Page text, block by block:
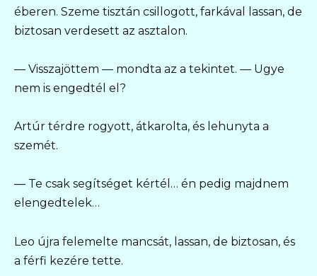
éberen. Szeme tisztán csillogott, farkával lassan, de
biztosan verdesett az asztalon.
— Visszajöttem — mondta az a tekintet. — Ugye
nem is engedtél el?
Artúr térdre rogyott, átkarolta, és lehunyta a
szemét.
— Te csak segítséget kértél… én pedig majdnem
elengedtelek…
Leo újra felemelte mancsát, lassan, de biztosan, és
a férfi kezére tette.